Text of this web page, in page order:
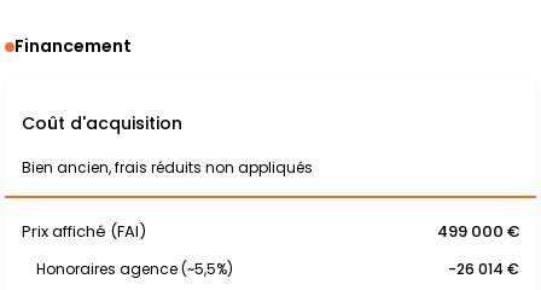
Financement
Coût d'acquisition
Bien ancien, frais réduits non appliqués
Prix affiché (FAI) 499 000 €
Honoraires agence (~5,5%)
-26 014 €